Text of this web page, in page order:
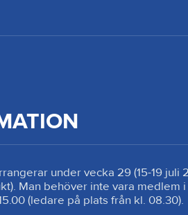
under vecka 29 (15-19
Man behöver inte vara
(ledare på plats från kl. 08.30).